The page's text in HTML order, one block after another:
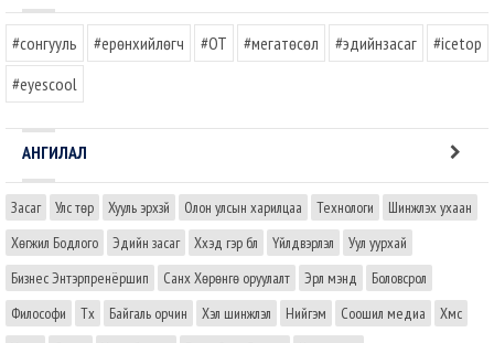
#сонгууль #ерөнхийлөгч #OT #мегатөсөл #эдийнзасаг
#icetop
#eyescool
АНГИЛАЛ
Засаг Улс төр Хууль эрхзүй Олон улсын харилцаа Технологи
Шинжлэх ухаан
Хөгжил Бодлого
Эдийн засаг Хүүхэд гэр бүл Үйлдвэрлэл
Уул уурхай
Бизнес Энтэрпренёршип
Санхүү Хөрөнгө оруулалт Эрүүл мэнд
Боловсрол
Философи
Түүх Байгаль орчин Хэл шинжлэл Нийгэм Соошил медиа
Хүмүүс